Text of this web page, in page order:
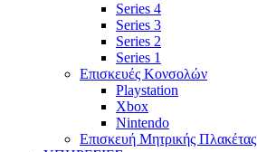
Series 4
Series 3
Series 2
Series 1
Επισκευές Κονσολών
Playstation
Xbox
Nintendo
Επισκευή Μητρικής Πλακέτας